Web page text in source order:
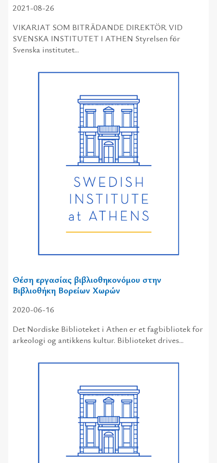
2021-08-26
VIKARIAT SOM BITRÄDANDE DIREKTÖR VID
SVENSKA INSTITUTET I ATHEN Styrelsen för
Svenska institutet...
Θέση εργασίας βιβλιοθηκονόμου στην
Βιβλιοθήκη Βορείων Χωρών
2020-06-16
Det Nordiske Biblioteket i Athen er et fagbibliotek for
arkeologi og antikkens kultur. Biblioteket drives...